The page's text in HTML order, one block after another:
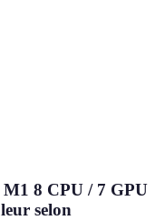
8 CPU / 7 GPU
selon